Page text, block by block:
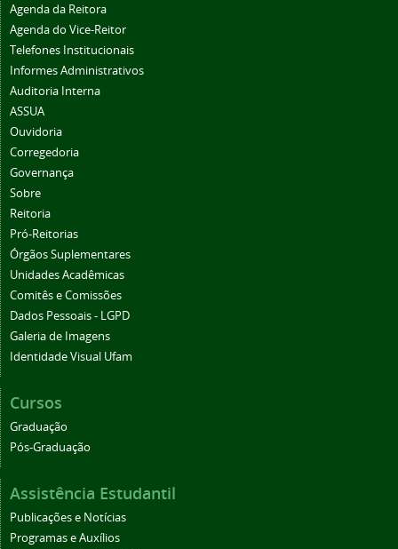
Agenda da Reitora
Agenda do Vice-Reitor
Telefones Institucionais
Informes Administrativos
Auditoria Interna
ASSUA
Ouvidoria
Corregedoria
Governança
Sobre
Reitoria
Pró-Reitorias
Órgãos Suplementares
Unidades Acadêmicas
Comitês e Comissões
Dados Pessoais - LGPD
Galeria de Imagens
Identidade Visual Ufam
Cursos
Graduação
Pós-Graduação
Assistência Estudantil
Publicações e Notícias
Programas e Auxílios